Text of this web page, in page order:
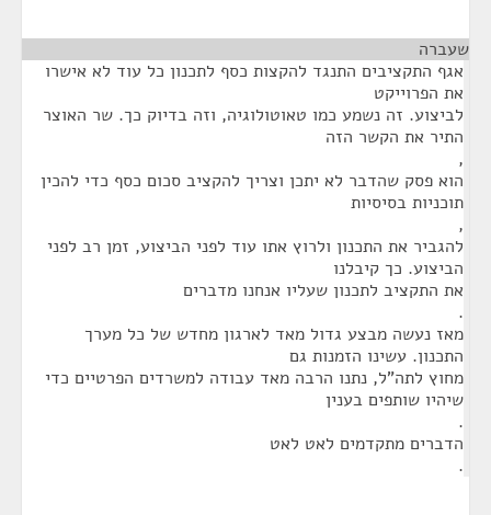
שעברה
אגף התקציבים התנגד להקצות כסף לתכנון כל עוד לא אישרו
את הפרוייקט
לביצוע. זה נשמע כמו טאוטולוגיה, וזה בדיוק כך. שר האוצר
התיר את הקשר הזה
,
הוא פסק שהדבר לא יתכן וצריך להקציב סכום כסף כדי להכין
תוכניות בסיסיות
,
להגביר את התכנון ולרוץ אתו עוד לפני הביצוע, זמן רב לפני
הביצוע. כך קיבלנו
את התקציב לתכנון שעליו אנחנו מדברים
.
מאז נעשה מבצע גדול מאד לארגון מחדש של כל מערך
התכנון. עשינו הזמנות גם
מחוץ לתה"ל, נתנו הרבה מאד עבודה למשרדים הפרטיים כדי
שיהיו שותפים בענין
.
הדברים מתקדמים לאט לאט
.